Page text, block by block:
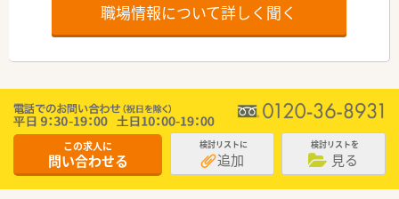
職場情報について詳しく聞く
この求人に
問い合わせる
検討リストに
追加
検討リストを
見る